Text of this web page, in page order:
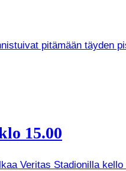
pitämään täyden
15.00
Veritas Stadionilla